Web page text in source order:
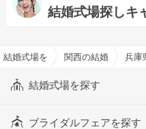
結婚式場探しキ
結婚式場を探すならハナユメ
関西の結婚式場兵庫
結婚式場を探す
ブライダルフェアを探す